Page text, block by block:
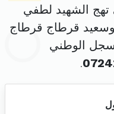
تهج الشهيد لطفي
قرطاج قرطاج
الوطني
.